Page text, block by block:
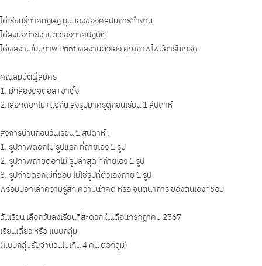
ได้เรียนรู้ภาคทฎษฎี มุมมองของศิลปินการทำงาน
ได้ลงมือถ่ายงานตัวเองภาคปฎิบัติ
ได้ผลงานเป็นภาพ Print ผลงานตัวเอง คุณภาพไฟน์อาร์ทเกรด
คุณสมบัติผู้สมัคร
1. มีกล้องดิจิตอล+ขาตั้ง
2.เลือกดอกไม้+แจกัน ส่งรูปมาครูดูก่อนเรียน 1 สัปดาห์
ส่งการบ้านก่อนวันเรียน 1 สัปดาห์ :
1. รูปภาพดอกไม้ รูปแรก ที่ถ่ายเอง 1 รูป
2. รูปภาพถ่ายดอกไม้ รูปล่าสุด ที่ถ่ายเอง 1 รูป
3. รูปถ่ายดอกไม้ที่ชอบ ไม่ใช่รูปที่ตัวเองถ่าย 1 รูป
พร้อมบอกเล่าความรู้สึก ความนึกคิด หรือ จินตนาการ ของตนเองที่ชอบ
วันเรียน เลือกวันลงเรียนที่สะดวก ในเดือนกรกฎาคม 2567
เรียนเดี่ยว หรือ แบบกลุ่ม
(แบบกลุ่มรับจำนวนไม่เกิน 4 คน ต่อกลุ่ม)